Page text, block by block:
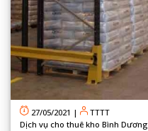
27/05/2021 |
TTTT
Dịch vụ cho thuê kho Bình Dương